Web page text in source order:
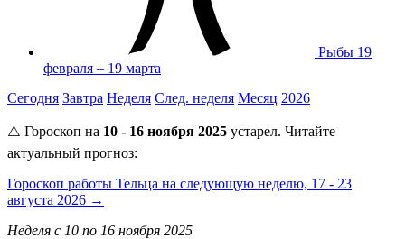
Рыбы 19
февраля – 19 марта
Сегодня Завтра Неделя След. неделя Месяц 2026
⚠️ Гороскоп на 10 - 16 ноября 2025 устарел. Читайте
актуальный прогноз:
Гороскоп работы Тельца на следующую неделю, 17 - 23
августа 2026 →
Неделя с 10 по 16 ноября 2025